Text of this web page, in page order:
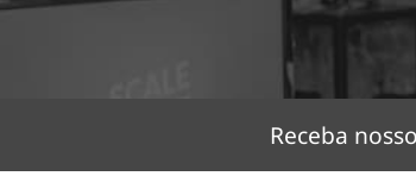
Receba